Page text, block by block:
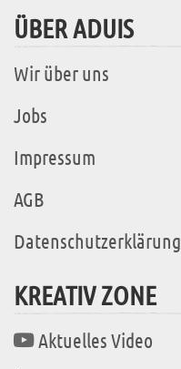
ÜBER ADUIS
Wir über uns
Jobs
Impressum
AGB
Datenschutzerklärung
KREATIV ZONE
Aktuelles Video